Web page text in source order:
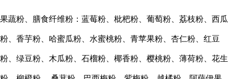
果蔬粉、膳食纤维粉：蓝莓粉、枇杷粉、葡萄粉、荔枝粉、西瓜
粉、香芋粉、哈蜜瓜粉、水蜜桃粉、青苹果粉、杏仁粉、红豆
粉、绿豆粉、木瓜粉、石榴粉、椰香粉、樱桃粉、薄荷粉、花生